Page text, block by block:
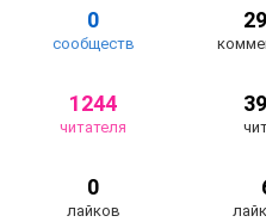
0
сообществ
1244
читателя
0
лайков